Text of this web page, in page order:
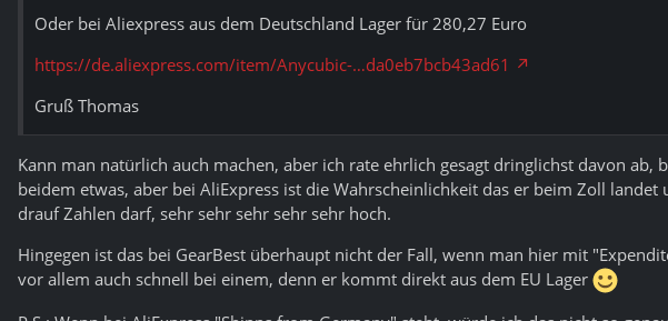
Oder bei Aliexpress aus dem Deutschland Lager für 280,27 Euro
https://de.aliexpress.com/item/Anycubic-…da0eb7bcb43ad61
Gruß Thomas
Kann man natürlich auch machen, aber ich rate ehrlich gesagt dringlichst davon
beidem etwas, aber bei AliExpress ist die Wahrscheinlichkeit das er beim Zoll
drauf Zahlen darf, sehr sehr sehr sehr sehr hoch.
Hingegen ist das bei GearBest überhaupt nicht der Fall, wenn man hier mit
vor allem auch schnell bei einem, denn er kommt direkt aus dem EU Lager